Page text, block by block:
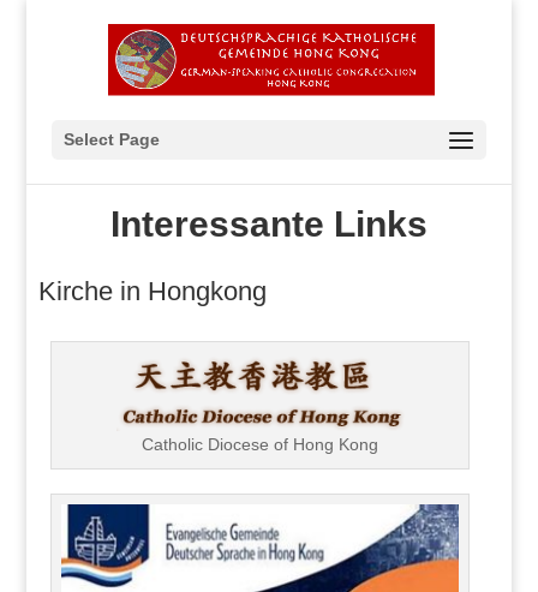
Select Page
Interessante Links
Kirche in Hongkong
Catholic Diocese of Hong Kong